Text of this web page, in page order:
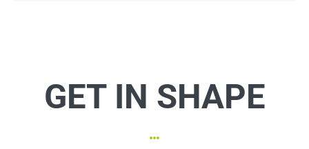
GET IN SHAPE